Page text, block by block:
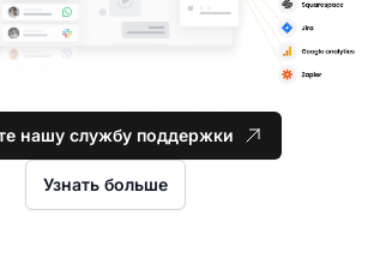
нашу службу поддержки
Узнать больше